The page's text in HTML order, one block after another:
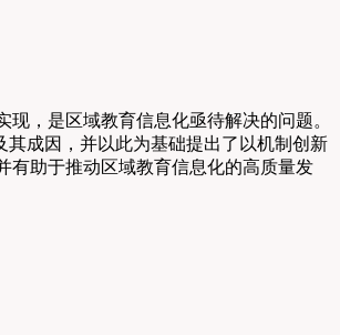
，是区域教育信息化亟待解决的问题。
成因，并以此为基础提出了以机制创新
有助于推动区域教育信息化的高质量发